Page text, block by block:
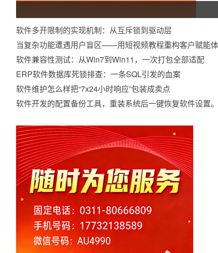
软件多开限制的实现机制：从互斥锁到驱动层
当复杂功能遭遇用户盲区——用短视频教程重构客户赋能
软件兼容性测试：从Win7到Win11，一次打包全部适配
ERP软件数据库死锁排查：一条SQL引发的血案
软件维护怎么样把“7x24小时响应”包装成卖点
软件开发的配置备份工具，重装系统后一键恢复软件设置。